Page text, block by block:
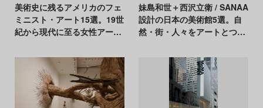
美術史に残るアメリカのフェ
ミニスト・アート15選。19世
紀から現代に至る女性アーテ
妹島和世＋西沢立衛 / SANAA
設計の日本の美術館5選。自
然・街・人々をアートとつな